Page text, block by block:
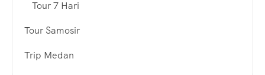
Tour 7 Hari
Tour Samosir
Trip Medan